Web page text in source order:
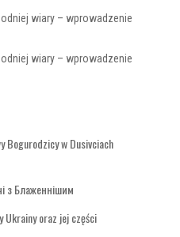
wiary – wprowadzenie
wiary – wprowadzenie
Bogurodzicy w Dusivciach
з Блаженнішим
Ukrainy oraz jej części